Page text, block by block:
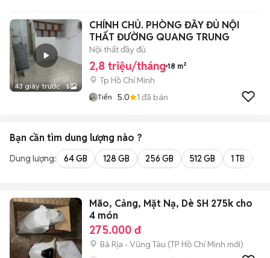
43 giây trước 5
CHÍNH CHỦ. PHÒNG ĐẦY ĐỦ NỘI
THẤT ĐƯỜNG QUANG TRUNG
Nội thất đầy đủ
2,8 triệu/tháng 18 m²
Tp Hồ Chí Minh
Tiến 5.0 1 đã bán
Bạn cần tìm dung lượng nào ?
Dung lượng: 64 GB 128 GB 256 GB 512 GB 1 TB
Mão, Cảng, Mặt Nạ, Dè SH 275k cho
4 món
275.000 đ
Bà Rịa - Vũng Tàu (TP Hồ Chí Minh mới)